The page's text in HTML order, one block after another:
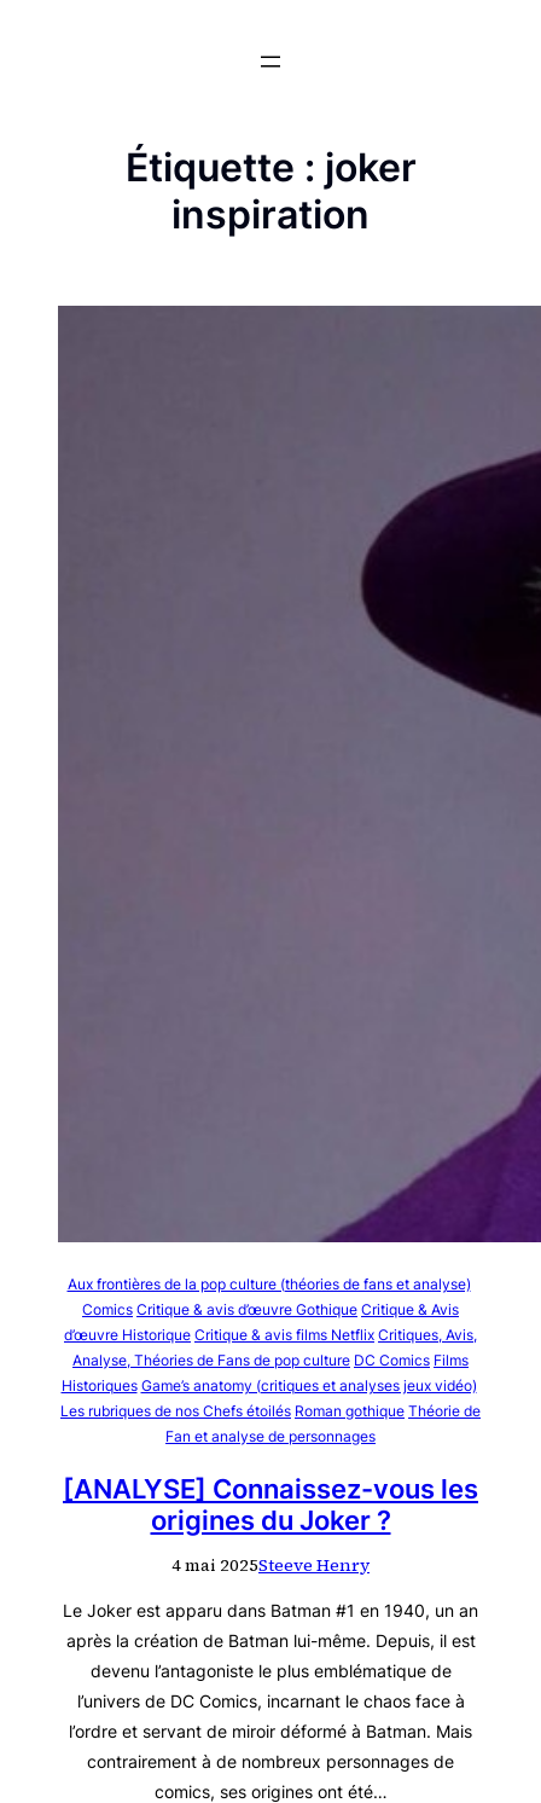
Étiquette : joker
inspiration
Aux frontières de la pop culture (théories de fans et analyse)
Comics Critique & avis d’œuvre Gothique Critique & Avis
d’œuvre Historique Critique & avis films Netflix Critiques, Avis,
Analyse, Théories de Fans de pop culture DC Comics Films
Historiques Game’s anatomy (critiques et analyses jeux vidéo)
Les rubriques de nos Chefs étoilés Roman gothique Théorie de
Fan et analyse de personnages
[ANALYSE] Connaissez-vous les
origines du Joker ?
4 mai 2025Steeve Henry
Le Joker est apparu dans Batman #1 en 1940, un an
après la création de Batman lui-même. Depuis, il est
devenu l’antagoniste le plus emblématique de
l’univers de DC Comics, incarnant le chaos face à
l’ordre et servant de miroir déformé à Batman. Mais
contrairement à de nombreux personnages de
comics, ses origines ont été…